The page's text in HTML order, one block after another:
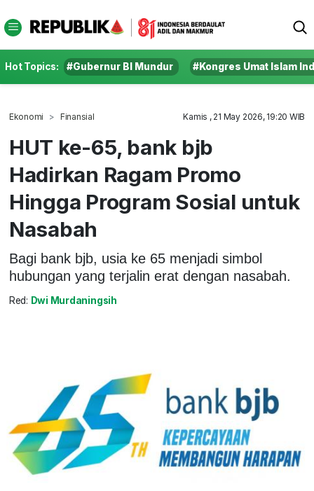
Hot Topics: #Gubernur BI Mundur #Kongres Umat Islam
Ekonomi Finansial Kamis , 21 May 2026, 19:20 WIB
HUT ke-65, bank bjb
Hadirkan Ragam Promo
Hingga Program Sosial untuk
Nasabah
Bagi bank bjb, usia ke 65 menjadi simbol
hubungan yang terjalin erat dengan nasabah.
Red: Dwi Murdaningsih